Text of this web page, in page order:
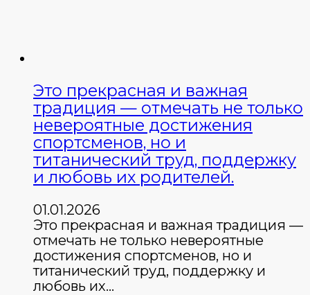
Это прекрасная и важная
традиция — отмечать не только
невероятные достижения
спортсменов, но и
титанический труд, поддержку
и любовь их родителей.
01.01.2026
Это прекрасная и важная традиция —
отмечать не только невероятные
достижения спортсменов, но и
титанический труд, поддержку и
любовь их…